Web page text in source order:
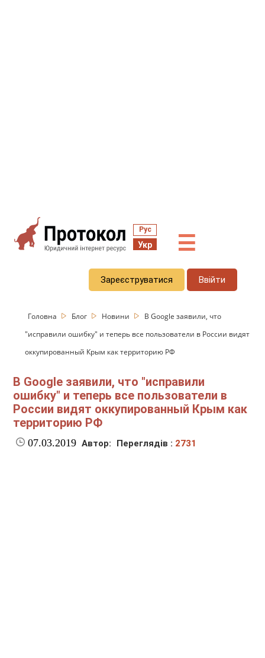
Рус
Укр ☰
Зареєструватися Ввійти
Головна Блог Новини
В Google заявили, что
"исправили ошибку" и теперь все пользователи в России видят
оккупированный Крым как территорию РФ
В Google заявили, что "исправили
ошибку" и теперь все пользователи в
России видят оккупированный Крым как
территорию РФ
07.03.2019 Автор: Переглядів : 2731